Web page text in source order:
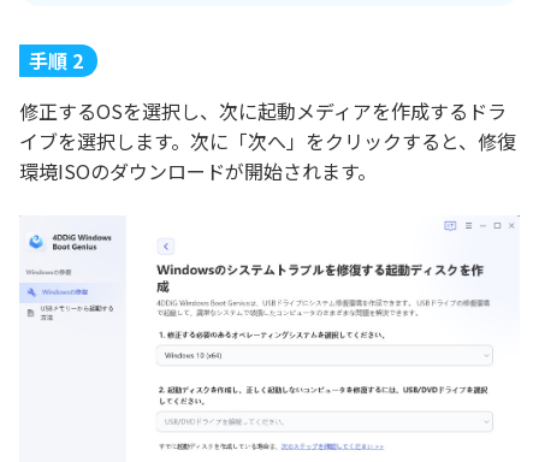
手順 2
修正するOSを選択し、次に起動メディアを作成するドラ
イブを選択します。次に「次へ」をクリックすると、修復
環境ISOのダウンロードが開始されます。